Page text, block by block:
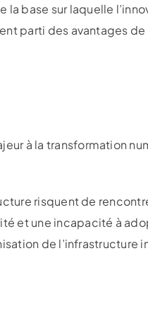
base sur laquelle
parti des avantages
à la transformation
risquent de
et une incapacité à
de l’infrastructure